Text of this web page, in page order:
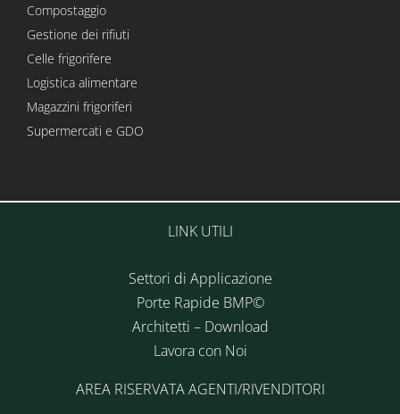
Compostaggio
Gestione dei rifiuti
Celle frigorifere
Logistica alimentare
Magazzini frigoriferi
Supermercati e GDO
LINK UTILI
Settori di Applicazione
Porte Rapide BMP©
Architetti – Download
Lavora con Noi
AREA RISERVATA AGENTI/RIVENDITORI